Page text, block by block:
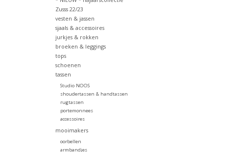
Zusss 22/23
vesten & jassen
sjaals & accessoires
jurkjes & rokken
broeken & leggings
tops
schoenen
tassen
Studio NOOS
shoudertassen & handtassen
rugtassen
portemonnees
accessoires
mooimakers
oorbellen
armbandjes